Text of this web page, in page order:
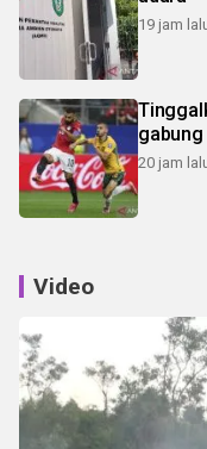
19 jam
20 jam
Video